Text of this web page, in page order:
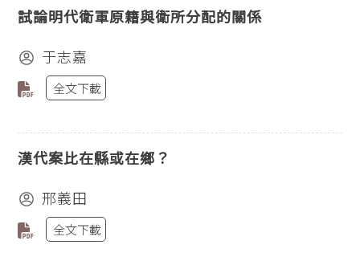
試論明代衛軍原籍與衛所分配的關係
于志嘉
全文下載
漢代案比在縣或在鄉？
邢義田
全文下載